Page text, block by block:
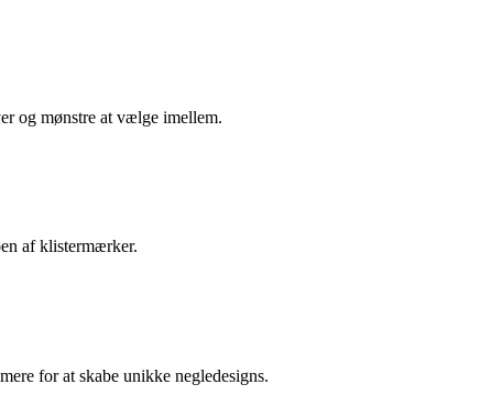
og mønstre at vælge imellem.
af klistermærker.
for at skabe unikke negledesigns.